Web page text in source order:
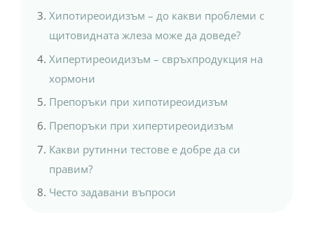
Хипотиреоидизъм – до какви проблеми с
щитовидната жлеза може да доведе?
Хипертиреоидизъм – свръхпродукция на
хормони
Препоръки при хипотиреоидизъм
Препоръки при хипертиреоидизъм
Какви рутинни тестове е добре да си
правим?
Често задавани въпроси